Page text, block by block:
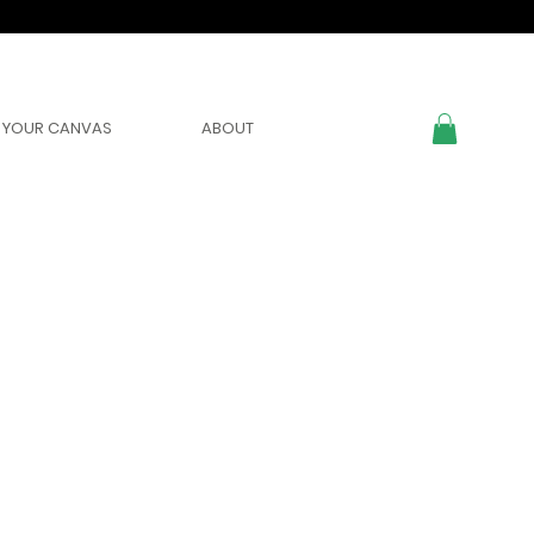
YOUR CANVAS ABOUT